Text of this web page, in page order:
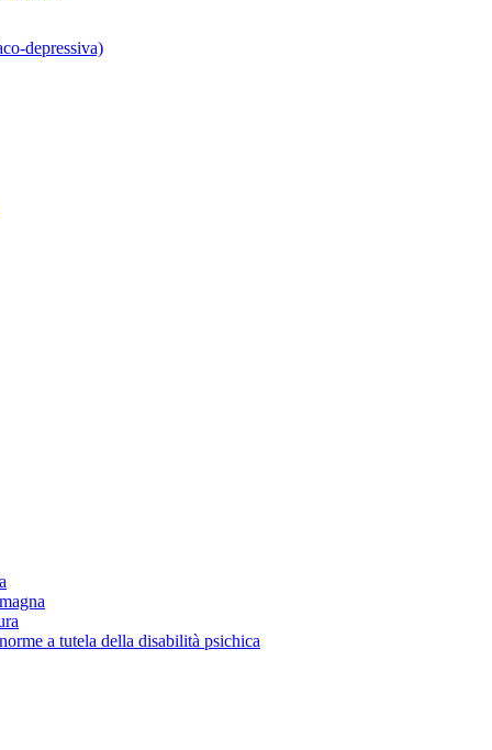
depressiva)
a tutela della disabilità psichica